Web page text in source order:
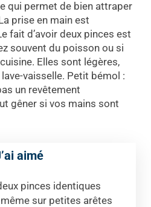
qui permet de bien attraper
prise en main est
fait d’avoir deux pinces est
souvent du poisson ou si
Elles sont légères,
vaisselle. Petit bémol :
un revêtement
gêner si vos mains sont
aimé
pinces identiques
sur petites arêtes